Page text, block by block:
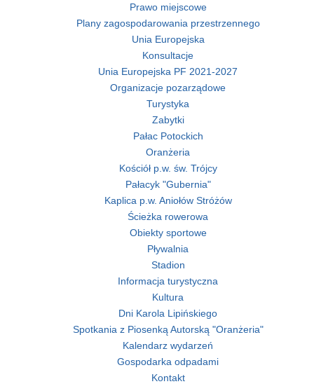
Prawo miejscowe
Plany zagospodarowania przestrzennego
Unia Europejska
Konsultacje
Unia Europejska PF 2021-2027
Organizacje pozarządowe
Turystyka
Zabytki
Pałac Potockich
Oranżeria
Kościół p.w. św. Trójcy
Pałacyk "Gubernia"
Kaplica p.w. Aniołów Stróżów
Ścieżka rowerowa
Obiekty sportowe
Pływalnia
Stadion
Informacja turystyczna
Kultura
Dni Karola Lipińskiego
Spotkania z Piosenką Autorską "Oranżeria"
Kalendarz wydarzeń
Gospodarka odpadami
Kontakt